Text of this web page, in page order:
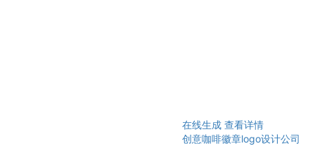
在线生成 查看详情
创意咖啡徽章logo设计公司